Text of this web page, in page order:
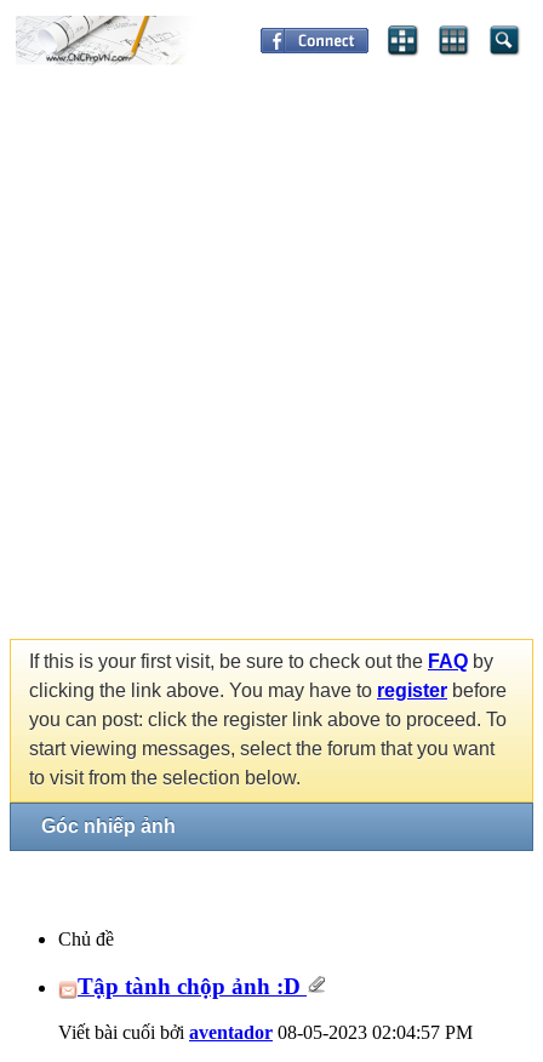
If this is your first visit, be sure to check out the FAQ by
clicking the link above. You may have to register before
you can post: click the register link above to proceed. To
start viewing messages, select the forum that you want
to visit from the selection below.
Góc nhiếp ảnh
Chủ đề
Tập tành chộp ảnh :D
Viết bài cuối bởi aventador 08-05-2023 02:04:57 PM